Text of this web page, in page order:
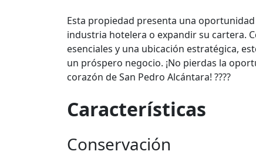
Esta propiedad presenta una
industria hotelera o expandir su cartera.
esenciales y una ubicación estratégica,
un próspero negocio. ¡No pierdas la
corazón de San Pedro Alcántara! ????
Características
Conservación